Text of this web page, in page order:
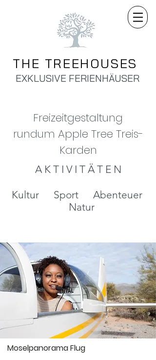
THE TREEHOUSES
EXKLUSIVE FERIENHÄUSER
Freizeitgestaltung
rundum Apple Tree Treis-
Karden
A K T I V I T Ä T E N
Kultur Sport Abenteuer
Natur
Moselpanorama Flug